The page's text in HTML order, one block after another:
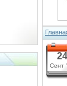
24
Сент